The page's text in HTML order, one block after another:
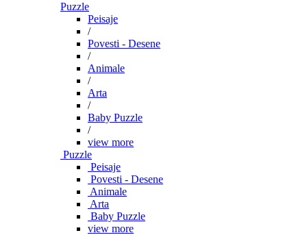
Puzzle
Peisaje
/
Povesti - Desene
/
Animale
/
Arta
/
Baby Puzzle
/
view more
Puzzle
Peisaje
Povesti - Desene
Animale
Arta
Baby Puzzle
view more